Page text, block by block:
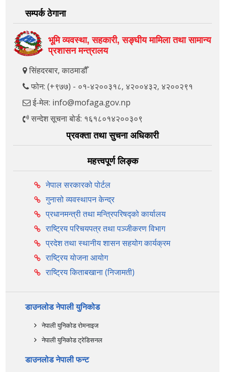
सम्पर्क ठेगाना
भूमि व्यवस्था, सहकारी, सङ्‍घीय मामिला तथा सामान्य
प्रशासन मन्त्रालय
सिंहदरबार, काठमाडौँ
फोन: (+९७७) - ०१-४२००३१८, ४२००४३२, ४२००२९१
ई-मेल: info@mofaga.gov.np
सन्देश सूचना बोर्ड: १६१८०१४२००३०९
प्रवक्ता तथा सुचना अधिकारी
महत्त्वपूर्ण लिङ्क
नेपाल सरकारको पोर्टल
गुनासो व्यवस्थापन केन्द्र
प्रधानमन्त्री तथा मन्त्रिपरिषद्को कार्यालय
राष्ट्रिय परिचयपत्र तथा पञ्‍जीकरण विभाग
प्रदेश तथा स्थानीय शासन सहयोग कार्यक्रम
राष्ट्रिय योजना आयोग
राष्ट्रिय किताबखाना (निजामती)
डाउनलोड नेपाली युनिकोड
नेपाली युनिकोड रोमनाइज
नेपाली युनिकोड ट्रेडिसनल
डाउनलोड नेपाली फन्ट